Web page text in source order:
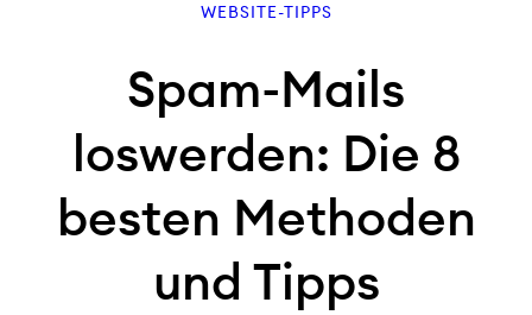
WEBSITE-TIPPS
Spam-Mails
loswerden: Die 8
besten Methoden
und Tipps